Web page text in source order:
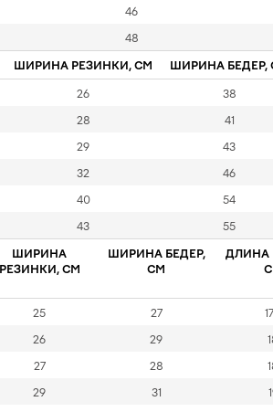
46
48
ШИРИНА РЕЗИНКИ, СМ ШИРИНА БЕДЕР,
26 38
28 41
29 43
32 46
40 54
43 55
ШИРИНА
РЕЗИНКИ, СМ
ШИРИНА БЕДЕР,
СМ
ДЛИНА
25 27
26 29
27 28
29 31